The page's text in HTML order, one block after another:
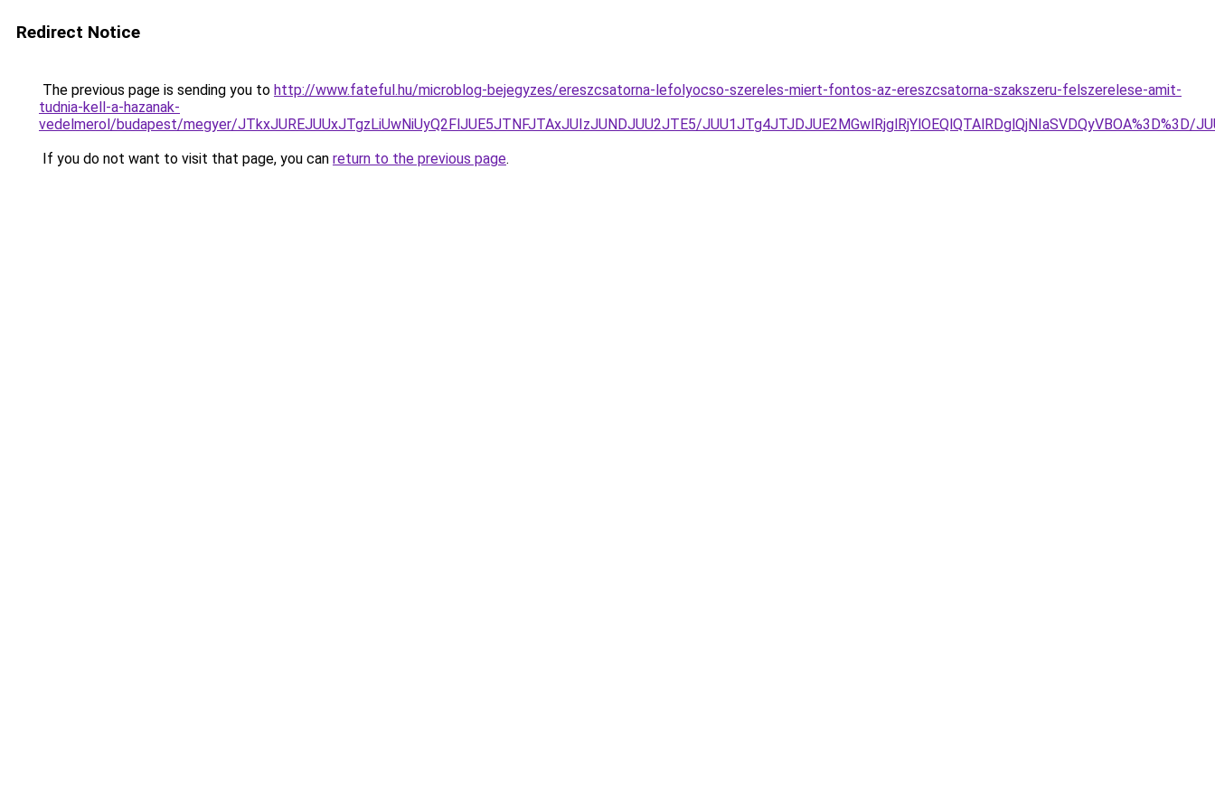
Redirect Notice
The previous page is sending you to http://www.fateful.hu/microblog-bejegyzes/ereszcsatorna-lefolyocso-szereles-miert-fontos-az-ereszcsatorna-szakszeru-felszerelese-amit-
tudnia-kell-a-hazanak-
vedelmerol/budapest/megyer/JTkxJUREJUUxJTgzLiUwNiUyQ2FlJUE5JTNFJTAxJUIzJUNDJUU2JTE5/JUU1JTg4JTJDJUE2MGwlRjglRjYlOEQlQTAlRDglQjNIaSVDQyVBOA%3D%3D/
If you do not want to visit that page, you can return to the previous page.